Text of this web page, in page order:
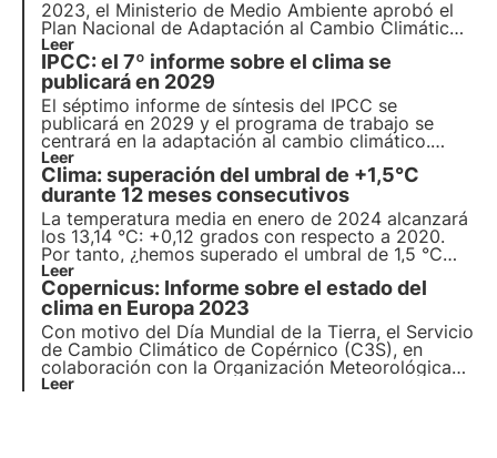
2023, el Ministerio de Medio Ambiente aprobó el
Plan Nacional de Adaptación al Cambio Climático
(PNACC), un paso clave hacia una estrategia
climática nacional resiliente. Descubra en este
artículo los objetivos del PNACC y cómo está
estructurado.
Leer
IPCC: el 7º informe sobre el clima se
publicará en 2029
El séptimo informe de síntesis del IPCC se
publicará en 2029 y el programa de trabajo se
centrará en la adaptación al cambio climático.
Infórmese en este artículo sobre los retos y
objetivos del IPCC y cuál será la estructura del
séptimo informe del IPCC sobre el clima.
Leer
Clima: superación del umbral de +1,5°C
durante 12 meses consecutivos
La temperatura media en enero de 2024 alcanzará
los 13,14 °C: +0,12 grados con respecto a 2020.
Por tanto, ¿hemos superado el umbral de 1,5 °C
fijado por el Acuerdo de París? Lee más en este
artículo sobre los últimos estudios y descubre
cómo afecta el cambio climático a la
biodiversidad.
Leer
Copernicus: Informe sobre el estado del
clima en Europa 2023
Con motivo del Día Mundial de la Tierra, el Servicio
de Cambio Climático de Copérnico (C3S), en
colaboración con la Organización Meteorológica
Mundial (OMM), ha publicado el informe sobre el
Leer